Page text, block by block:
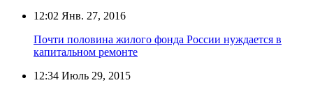
12:02 Янв. 27, 2016
Почти половина жилого фонда России нуждается в
капитальном ремонте
12:34 Июль 29, 2015